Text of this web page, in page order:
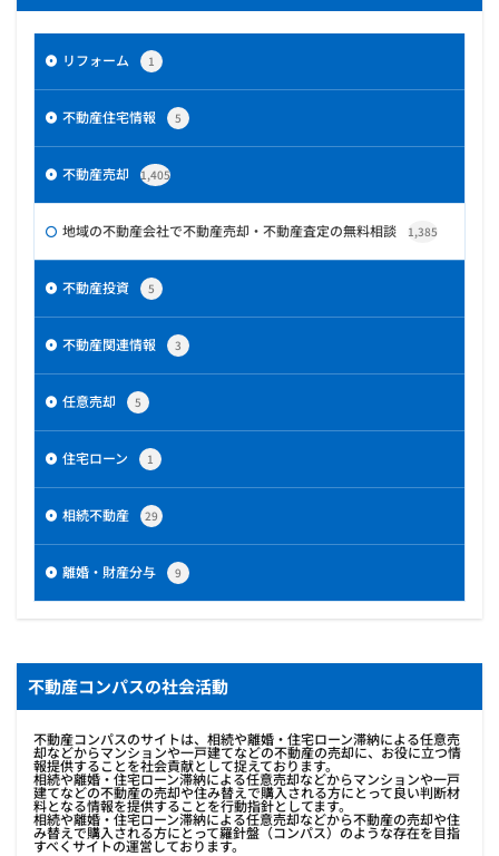
リフォーム 1
不動産住宅情報 5
不動産売却 1,405
地域の不動産会社で不動産売却・不動産査定の無料相談 1,385
不動産投資 5
不動産関連情報 3
任意売却 5
住宅ローン 1
相続不動産 29
離婚・財産分与 9
不動産コンパスの社会活動
不動産コンパスのサイトは、相続や離婚・住宅ローン滞納による任意売
却などからマンションや一戸建てなどの不動産の売却に、お役に立つ情
報提供することを社会貢献として捉えております。
相続や離婚・住宅ローン滞納による任意売却などからマンションや一戸
建てなどの不動産の売却や住み替えで購入される方にとって良い判断材
料となる情報を提供することを行動指針としてます。
相続や離婚・住宅ローン滞納による任意売却などから不動産の売却や住
み替えで購入される方にとって羅針盤（コンパス）のような存在を目指
すべくサイトの運営しております。